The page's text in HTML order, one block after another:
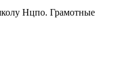
Нцпо. Грамотные